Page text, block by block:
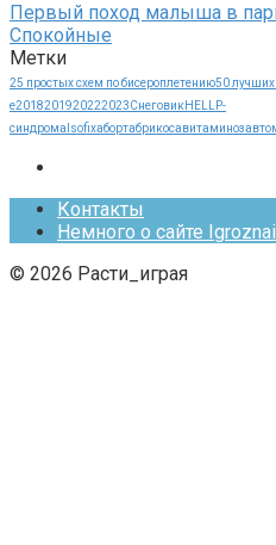
Первый поход малыша в
Спокойные
Метки
25 простых схем по бисероплетению50 лучших
е2018201920222023CнеговикHELLP-
синдрома Isofixабортабрикосавитаминоз
Контакты
Немного о сайте
© 2026 Расти_играя